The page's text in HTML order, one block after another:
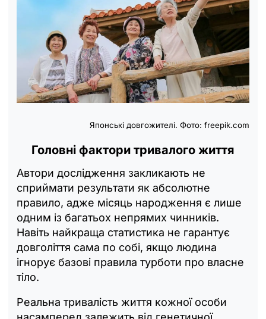
Японські довгожителі. Фото: freepik.com
Головні фактори тривалого життя
Автори дослідження закликають не
сприймати результати як абсолютне
правило, адже місяць народження є лише
одним із багатьох непрямих чинників.
Навіть найкраща статистика не гарантує
довголіття сама по собі, якщо людина
ігнорує базові правила турботи про власне
тіло.
Реальна тривалість життя кожної особи